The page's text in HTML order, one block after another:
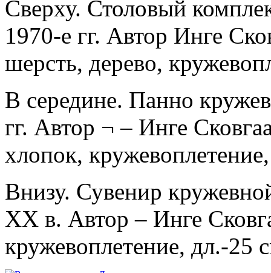
Сверху. Столовый
1970-е гг. Автор Инге
шерсть, дерево,
В середине. Панно
гг. Автор ¬ – Инге
хлопок,
Внизу. Сувенир
ХХ в. Автор – Инге
кружевоплетение, дл.-25